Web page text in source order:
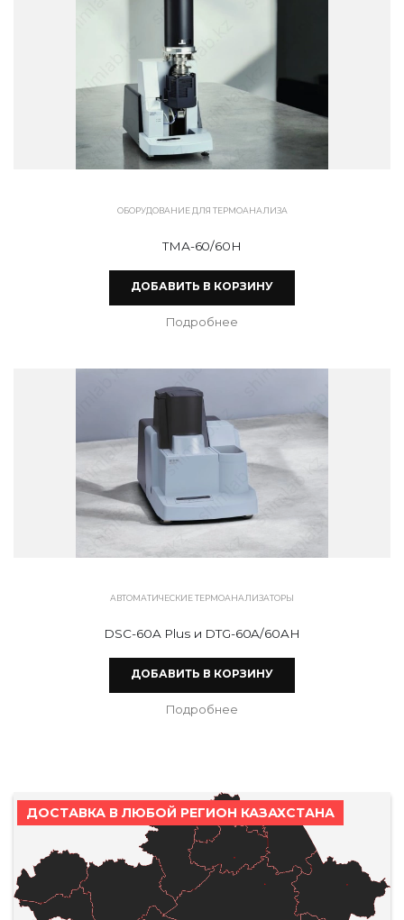
ОБОРУДОВАНИЕ ДЛЯ ТЕРМОАНАЛИЗА
ТМА-60/60H
ДОБАВИТЬ В КОРЗИНУ
Подробнее
АВТОМАТИЧЕСКИЕ ТЕРМОАНАЛИЗАТОРЫ
DSC-60A Plus и DTG-60A/60AH
ДОБАВИТЬ В КОРЗИНУ
Подробнее
ДОСТАВКА В ЛЮБОЙ РЕГИОН КАЗАХСТАНА